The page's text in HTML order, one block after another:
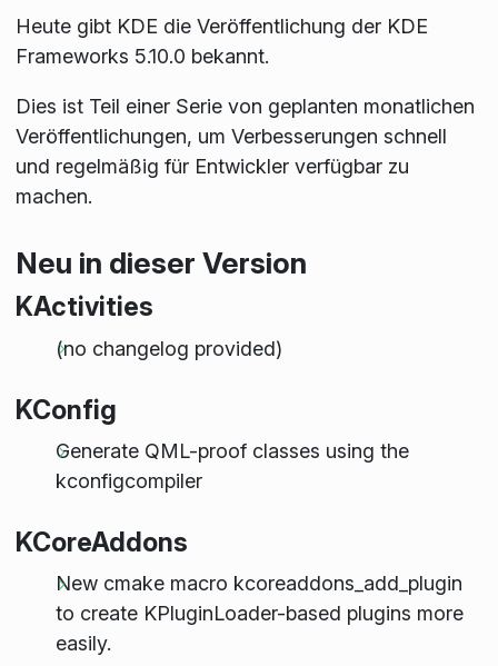
Heute gibt KDE die Veröffentlichung der KDE
Frameworks 5.10.0 bekannt.
Dies ist Teil einer Serie von geplanten monatlichen
Veröffentlichungen, um Verbesserungen schnell
und regelmäßig für Entwickler verfügbar zu
machen.
Neu in dieser Version
KActivities
(no changelog provided)
KConfig
Generate QML-proof classes using the
kconfigcompiler
KCoreAddons
New cmake macro kcoreaddons_add_plugin
to create KPluginLoader-based plugins more
easily.